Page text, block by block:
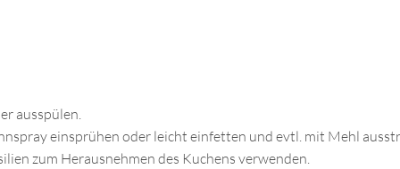
ausspülen.
einsprühen oder leicht einfetten und evtl. mit Mehl
zum Herausnehmen des Kuchens verwenden.